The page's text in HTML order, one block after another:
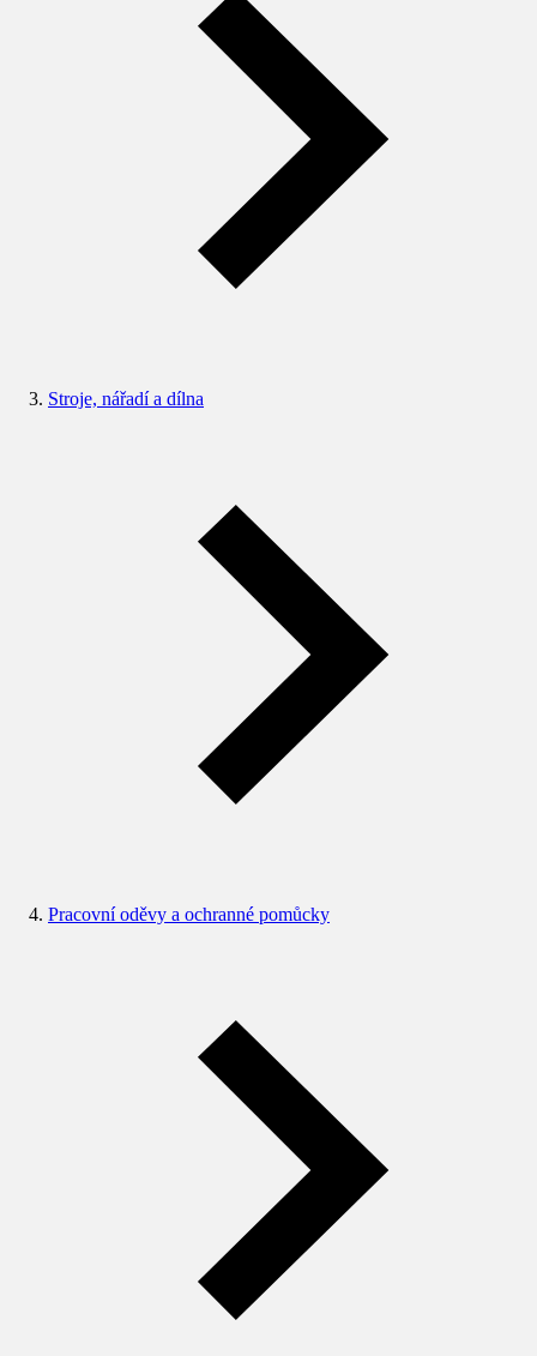
Stroje, nářadí a dílna
Pracovní oděvy a ochranné pomůcky